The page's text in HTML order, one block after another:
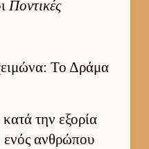
Ποντικές
Το Δράμα
την εξορία
ενός αν­θρώπου